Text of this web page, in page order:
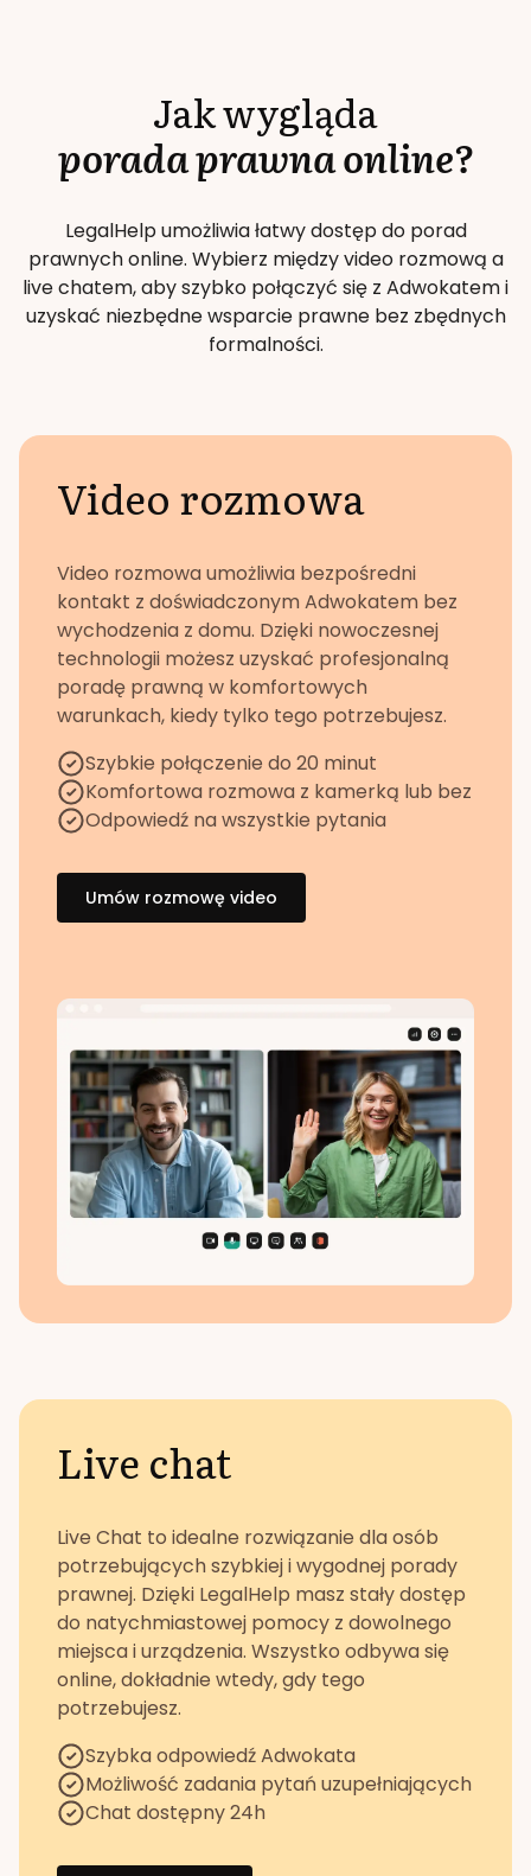
Jak wygląda
porada prawna online?
LegalHelp umożliwia łatwy dostęp do porad
prawnych online. Wybierz między video rozmową a
live chatem, aby szybko połączyć się z Adwokatem i
uzyskać niezbędne wsparcie prawne bez zbędnych
formalności.
Video rozmowa
Video rozmowa umożliwia bezpośredni
kontakt z doświadczonym Adwokatem bez
wychodzenia z domu. Dzięki nowoczesnej
technologii możesz uzyskać profesjonalną
poradę prawną w komfortowych
warunkach, kiedy tylko tego potrzebujesz.
Szybkie połączenie do 20 minut
Komfortowa rozmowa z kamerką lub bez
Odpowiedź na wszystkie pytania
Umów rozmowę video
Live chat
Live Chat to idealne rozwiązanie dla osób
potrzebujących szybkiej i wygodnej porady
prawnej. Dzięki LegalHelp masz stały dostęp
do natychmiastowej pomocy z dowolnego
miejsca i urządzenia. Wszystko odbywa się
online, dokładnie wtedy, gdy tego
potrzebujesz.
Szybka odpowiedź Adwokata
Możliwość zadania pytań uzupełniających
Chat dostępny 24h